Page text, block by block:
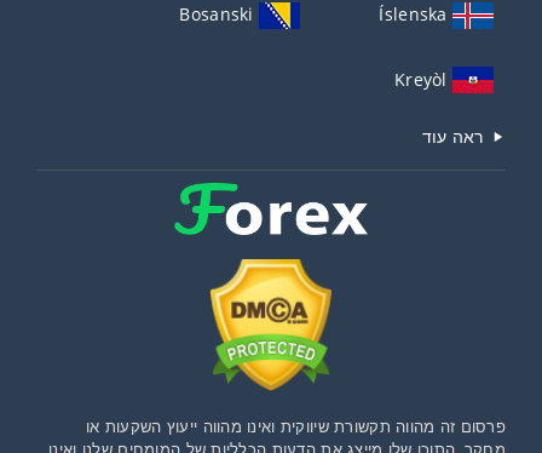
Íslenska
Bosanski
Kreyòl
ראה עוד
פרסום זה מהווה תקשורת שיווקית ואינו מהווה ייעוץ השקעות או